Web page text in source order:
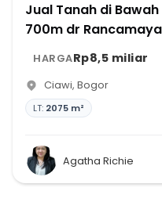
Jual Tanah di Bawah
700m dr
HARGARp8,5 miliar
Ciawi, Bogor
LT: 2075 m²
Agatha Richie